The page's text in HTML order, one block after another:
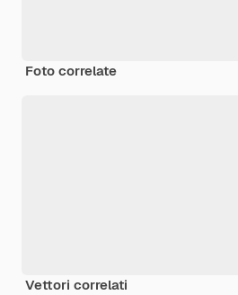
Foto correlate
Vettori correlati